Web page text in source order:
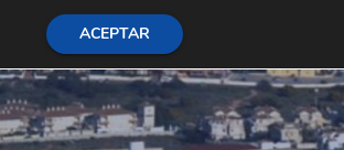
ACEPTAR